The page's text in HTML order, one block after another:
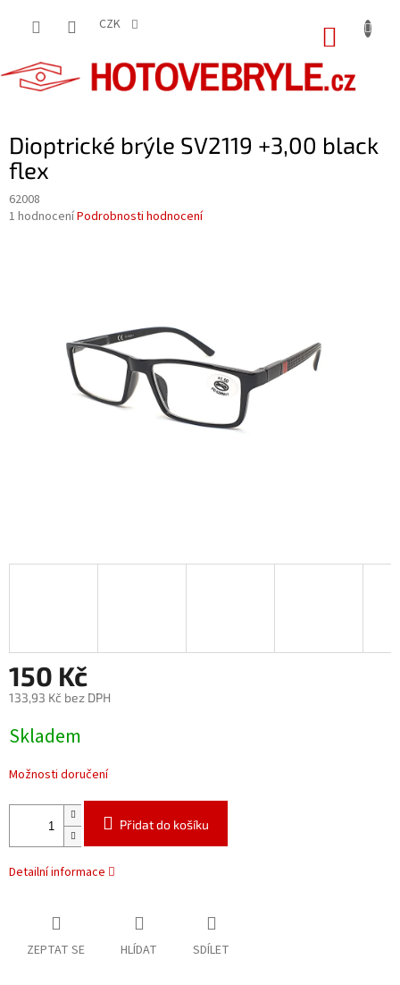
CZK
Dioptrické brýle SV2119 +3,00 black
flex
62008
Průměrné
1 hodnoceníPodrobnosti hodnocení
150 Kč
133,93 Kč bez DPH
cena:
Skladem
Možnosti doručení
Přidat do košíku
Detailní informace
ZEPTAT SE HLÍDAT SDÍLET